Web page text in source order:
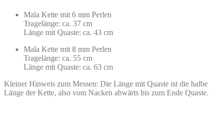
Mala Kette mit 6 mm Perlen
Tragelänge: ca. 37 cm
Länge mit Quaste: ca. 43 cm
Mala Kette mit 8 mm Perlen
Tragelänge: ca. 55 cm
Länge mit Quaste: ca. 63 cm
Kleiner Hinweis zum Messen: Die Länge mit Quaste ist die halbe
Länge der Kette, also vom Nacken abwärts bis zum Ende Quaste.